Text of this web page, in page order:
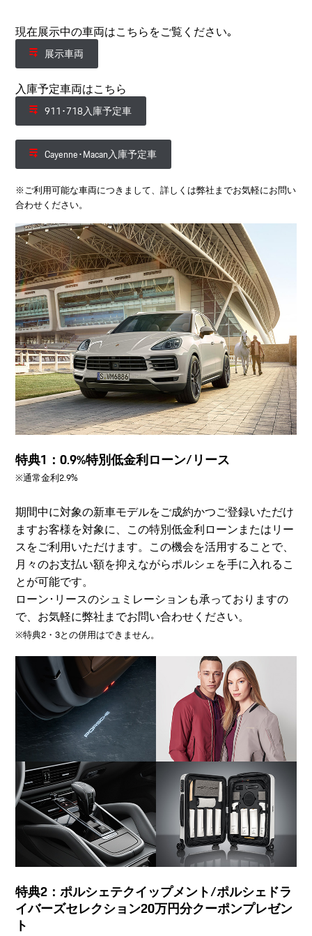
現在展示中の車両はこちらをご覧ください｡
展示車両
入庫予定車両はこちら
911･718入庫予定車
Cayenne･Macan入庫予定車
※ご利用可能な車両につきまして、詳しくは弊社までお気軽にお問い
合わせください。
特典1：0.9%特別低金利ローン/リース
※通常金利2.9%
期間中に対象の新車モデルをご成約かつご登録いただけ
ますお客様を対象に、この特別低金利ローンまたはリー
スをご利用いただけます。この機会を活用することで、
月々のお支払い額を抑えながらポルシェを手に入れるこ
とが可能です。
ローン･リースのシュミレーションも承っておりますの
で、お気軽に弊社までお問い合わせください。
※特典2・3との併用はできません。
特典2：ポルシェテクイップメント/ポルシェドラ
イバーズセレクション20万円分クーポンプレゼン
ト